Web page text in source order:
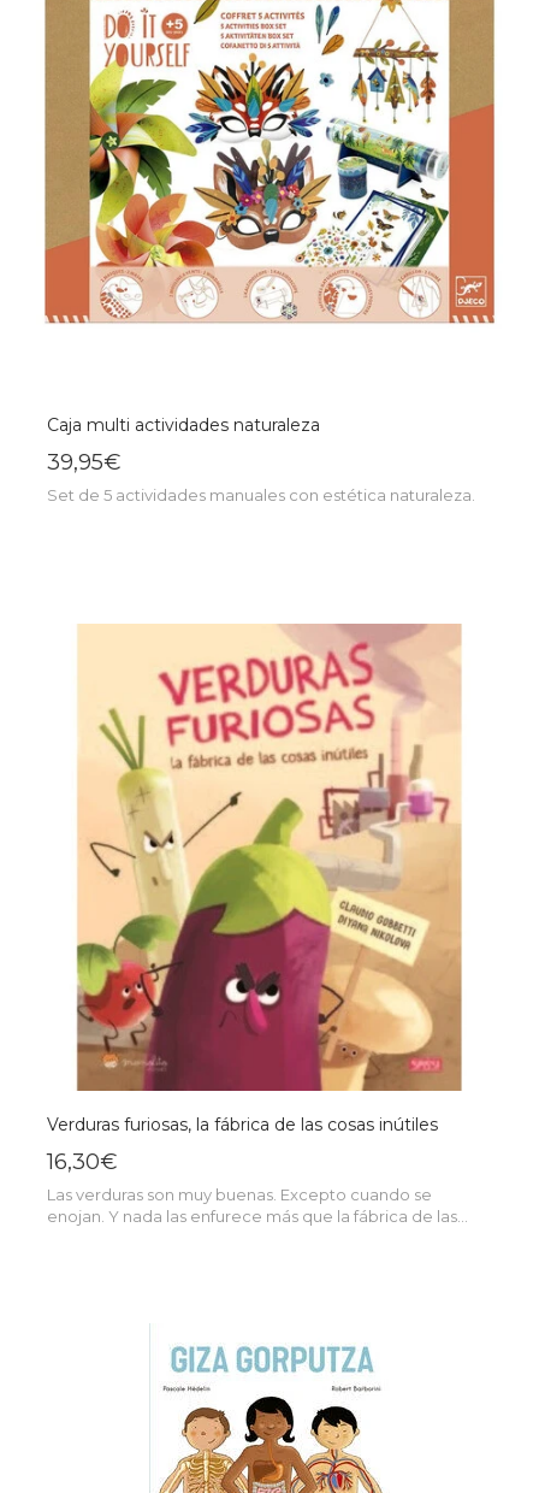
Caja multi actividades naturaleza
39,95€
Set de 5 actividades manuales con estética naturaleza.
Verduras furiosas, la fábrica de las cosas inútiles
16,30€
Las verduras son muy buenas. Excepto cuando se
enojan. Y nada las enfurece más que la fábrica de las...